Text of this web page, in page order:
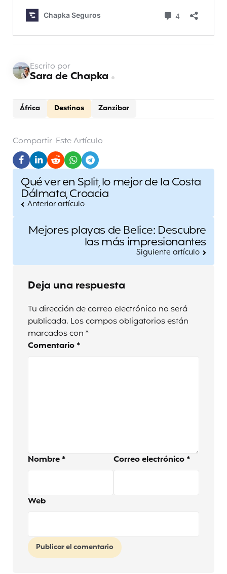
África Destinos Zanzibar
Escrito por
Sara de Chapka
Compartir Este Artículo
Post
navigation
Qué ver en Split, lo mejor de la Costa
Dálmata, Croacia
Anterior artículo
Mejores playas de Belice: Descubre
las más impresionantes
Siguiente artículo
Deja una respuesta
Tu dirección de correo electrónico no será
publicada. Los campos obligatorios están
marcados con *
Comentario *
Nombre * Correo electrónico *
Web